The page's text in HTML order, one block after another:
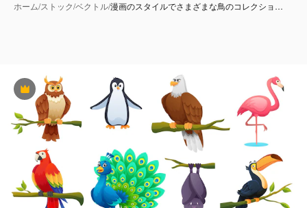
ホーム/ストック/ベクトル/漫画のスタイルでさまざまな鳥のコレクショ…
Premium